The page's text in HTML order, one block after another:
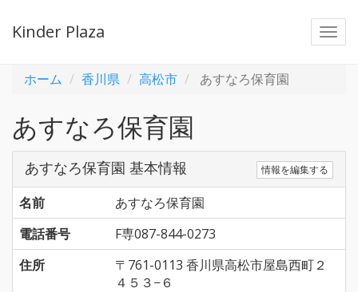
Kinder Plaza
ホーム 香川県 高松市 あすなろ保育園
あすなろ保育園
あすなろ保育園 基本情報 情報を編集する
名前
あすなろ保育園
電話番号
F専087-844-0273
住所
〒761-0113 香川県高松市屋島西町２
４５３−６